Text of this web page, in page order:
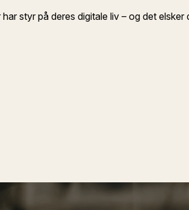
styr på deres digitale liv – og det elsker